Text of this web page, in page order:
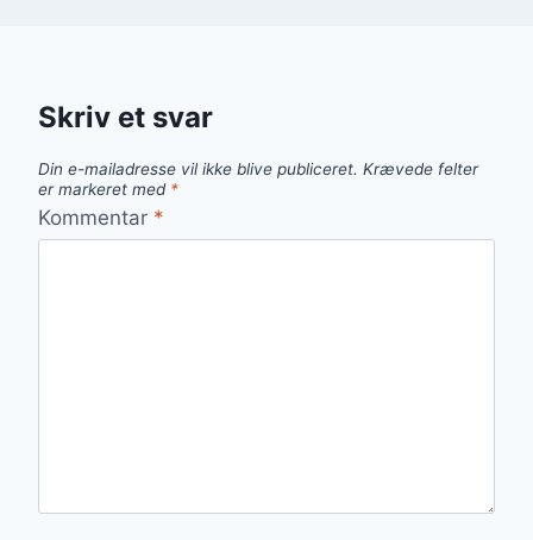
Skriv et svar
Din e-mailadresse vil ikke blive publiceret. Krævede felter
er markeret med *
Kommentar *